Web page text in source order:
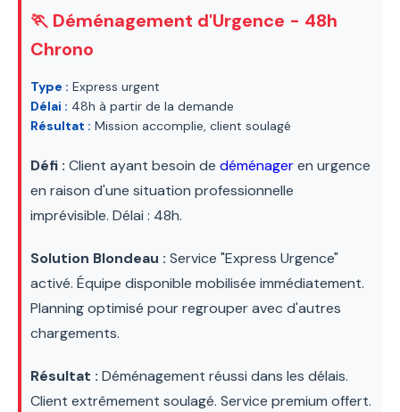
🏃 Déménagement d'Urgence - 48h
Chrono
Type : Express urgent
Délai : 48h à partir de la demande
Résultat : Mission accomplie, client soulagé
Défi : Client ayant besoin de déménageren urgence
en raison d'une situation professionnelle
imprévisible. Délai : 48h.
Solution Blondeau : Service "Express Urgence"
activé. Équipe disponible mobilisée immédiatement.
Planning optimisé pour regrouper avec d'autres
chargements.
Résultat : Déménagement réussi dans les délais.
Client extrêmement soulagé. Service premium offert.